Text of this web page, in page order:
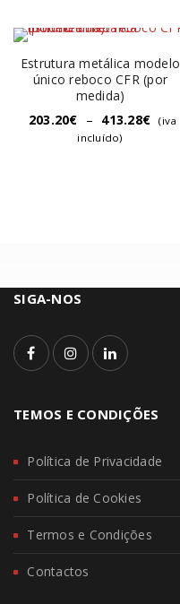
Estrutura metálica modelo
único reboco CFR (por
medida)
203.20€ – 413.28€
(iva
incluído)
SIGA-NOS
TEMOS E CONDIÇÕES
Política de Privacidade
Política de Cookies
Termos e Condições
Contactos